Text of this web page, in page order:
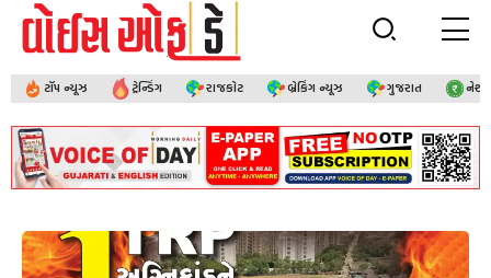
ટૉપ ન્યૂઝ ટ્રેન્ડિંગ રાજકોટ બ્રેકિંગ ન્યૂઝ ગુજરાત